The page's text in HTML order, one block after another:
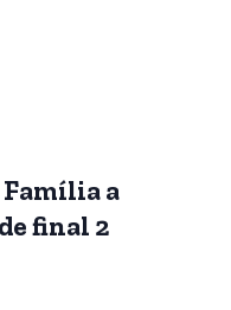
Família a
final 2